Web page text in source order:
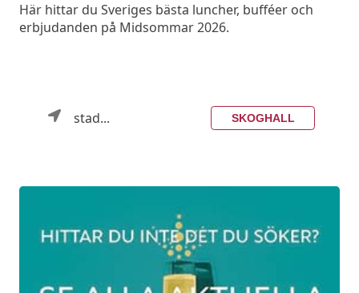
Här hittar du Sveriges bästa luncher, bufféer och
erbjudanden på Midsommar 2026.
stad... SKOGHALL